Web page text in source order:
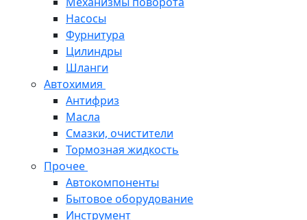
Насосы
Фурнитура
Цилиндры
Шланги
Автохимия
Антифриз
Масла
Смазки, очистители
Тормозная жидкость
Прочее
Автокомпоненты
Бытовое оборудование
Инструмент